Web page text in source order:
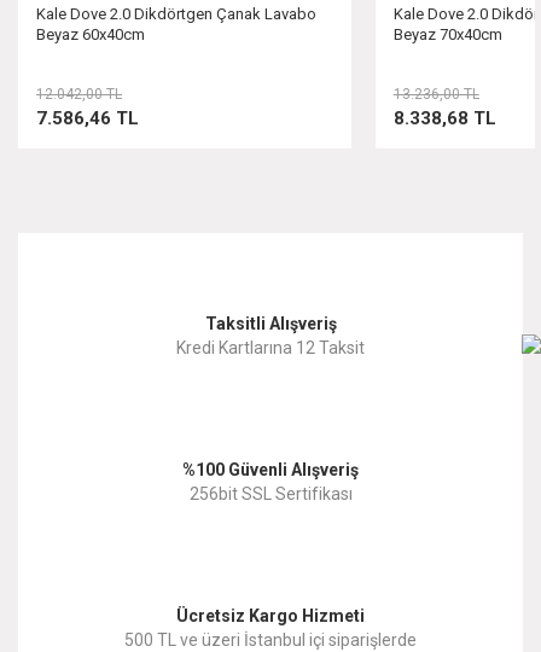
Kale Dove 2.0 Dikdörtgen Çanak Lavabo
Beyaz 60x40cm
7.586,46 TL
12.042,00 TL
Kale Dove 2.0
Beyaz 70x40cm
8.338,68 TL
13.236,00 TL
Taksitli Alışveriş
Kredi Kartlarına 12 Taksit
%100 Güvenli Alışveriş
256bit SSL Sertifikası
Ücretsiz Kargo Hizmeti
500 TL ve üzeri İstanbul içi siparişlerde